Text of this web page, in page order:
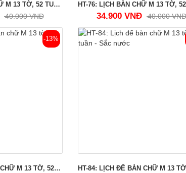
HT-72: LỊCH BÀN CHỮ M 13 TỜ, 52 TUẦN - VIỆT NAM THƠ MỘNG
40.000 VNĐ 34.900 VNĐ 40.000
-13%
HT-82: LỊCH ĐỂ BÀN CHỮ M 13 TỜ, 52 TUẦN - HOA LAN